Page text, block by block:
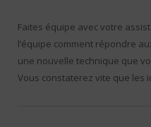
Faites équipe avec votre
l’équipe comment répondre
une nouvelle technique que
Vous constaterez vite que les